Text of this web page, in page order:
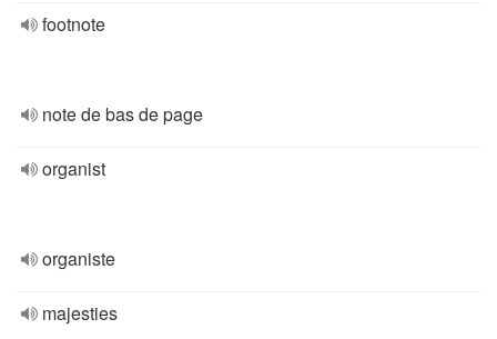
footnote
note de bas de page
organist
organiste
majesties